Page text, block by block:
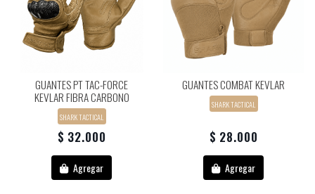
GUANTES PT TAC-FORCE
KEVLAR FIBRA CARBONO
SHARK TACTICAL
$ 32.000
Agregar
GUANTES COMBAT KEVLAR
SHARK TACTICAL
$ 28.000
Agregar